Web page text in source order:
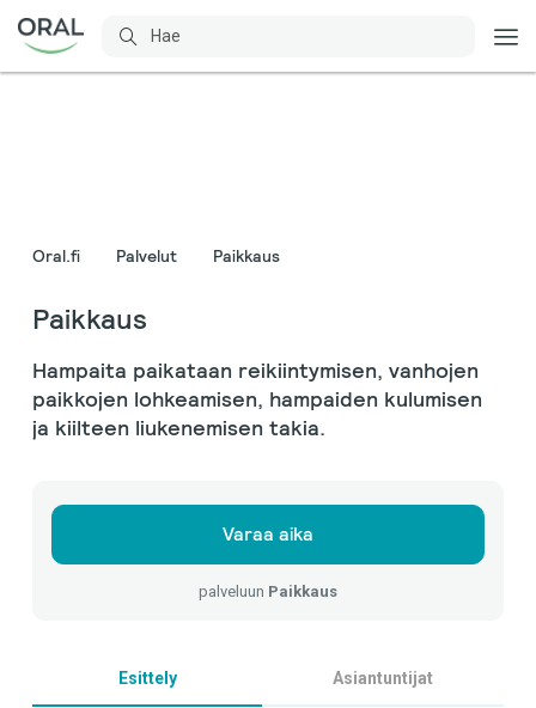
Oral.fi Palvelut Paikkaus
Paikkaus
Hampaita paikataan reikiintymisen, vanhojen
paikkojen lohkeamisen, hampaiden kulumisen
ja kiilteen liukenemisen takia.
Varaa aika
palveluun Paikkaus
Esittely Asiantuntijat